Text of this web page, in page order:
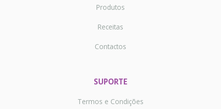
Produtos
Receitas
Contactos
SUPORTE
Termos e Condições